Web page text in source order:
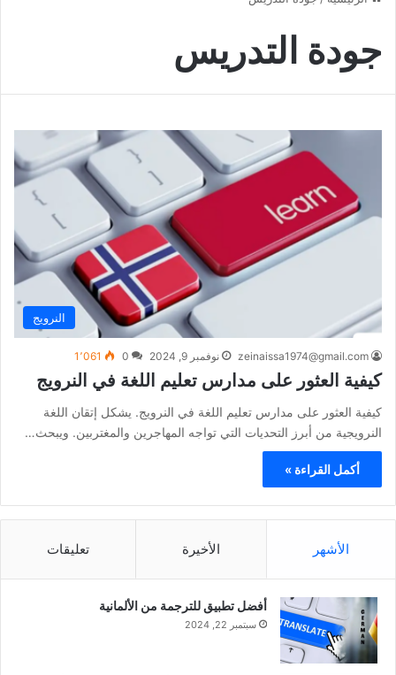
جودة التدريس
النرويج
zeinaissa1974@gmail.com نوفمبر 9, 2024 0 1٬061
كيفية العثور على مدارس تعليم اللغة في النرويج
كيفية العثور على مدارس تعليم اللغة في النرويج. يشكل إتقان اللغة
النرويجية من أبرز التحديات التي تواجه المهاجرين والمغتربين. ويبحث…
أكمل القراءة »
الأشهر الأخيرة تعليقات
أفضل تطبيق للترجمة من الألمانية
سبتمبر 22, 2024